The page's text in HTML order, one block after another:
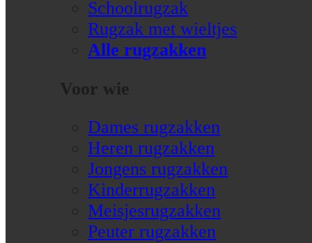
Schoolrugzak
Rugzak met wieltjes
Alle rugzakken
Voor wie
Dames rugzakken
Heren rugzakken
Jongens rugzakken
Kinderrugzakken
Meisjesrugzakken
Peuter rugzakken